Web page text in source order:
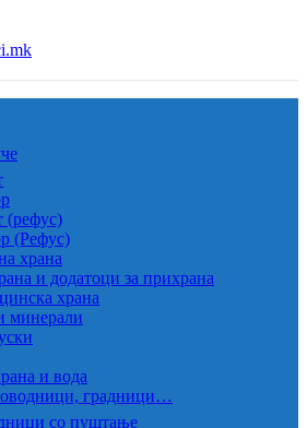
(рефус)
(Рефус)
храна
и додатоци за прихрана
храна
минерали
и вода
градници…
со пуштање